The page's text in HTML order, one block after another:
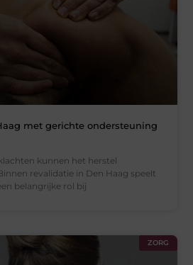
met gerichte ondersteuning
kunnen het herstel
revalidatie in Den Haag speelt
belangrijke rol bij
ZORG